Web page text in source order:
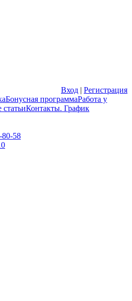
Вход | Регистрация
Бонусная программаРабота у
Контакты. График
80-58